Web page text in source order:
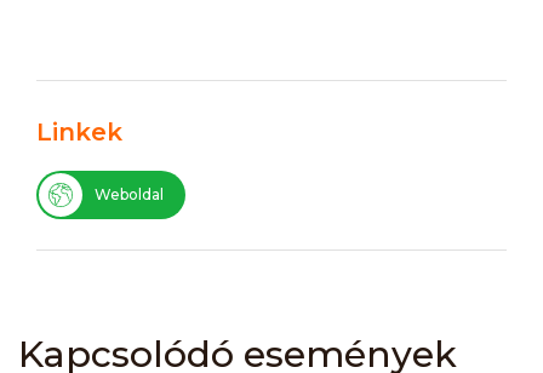
Linkek
Weboldal
Kapcsolódó események